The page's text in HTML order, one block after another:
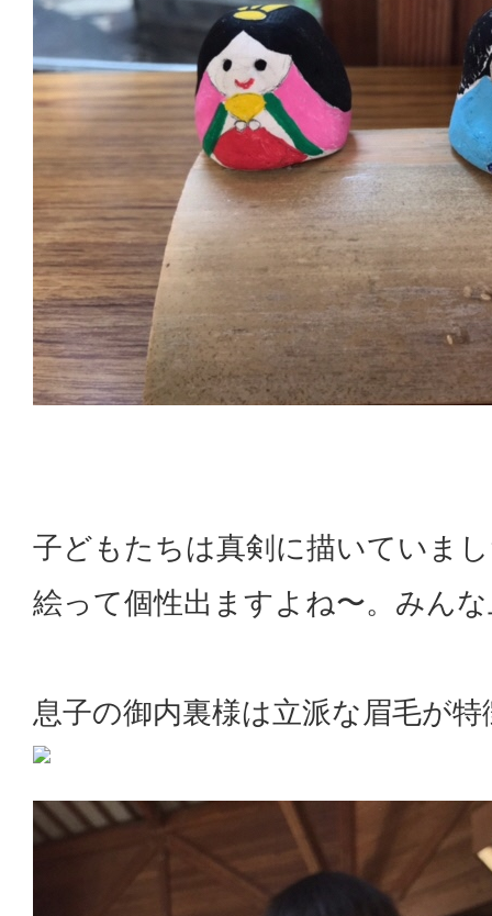
子どもたちは真剣に描いていま
絵って個性出ますよね〜。みん
息子の御内裏様は立派な眉毛が特